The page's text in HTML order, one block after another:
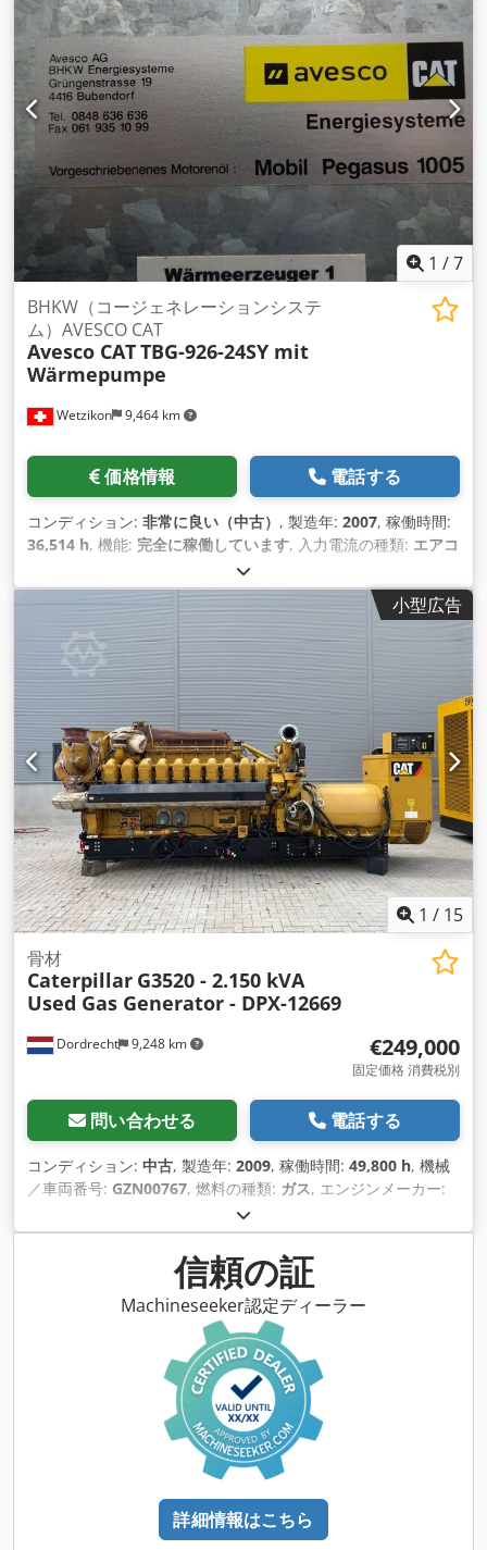
1 /7
Wetzikon 9,464 km
BHKW（コージェネレーションシステ
ム）AVESCO CAT
Avesco CATTBG-926-24SY mit
Wärmepumpe
価格情報 電話する
コンディション: 非常に良い（中古） , 製造年: 2007, 稼働時間:
36,514 h, 機能: 完全に稼働しています, 入力電流の種類: エアコ
300 キロワット (407.89 馬力)
却方式:水, 装備:ドキュメント / マニュアル,
小型広告
1 / 15
Dordrecht 9,248 km
骨材
Caterpillar G3520 - 2.150 kVA
Used Gas Generator - DPX-12669
€249,000
固定価格 消費税別
問い合わせる 電話する
コンディション: 中古, 製造年: 2009, 稼働時間: 49,800 h, 機械
／車両番号: GZN00767, 燃料の種類: ガス, エンジンメーカー:
信頼の証
Machineseeker認定ディーラー
詳細情報はこちら